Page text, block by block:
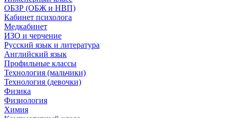
ОБЗР (ОБЖ и НВП)
Кабинет психолога
Медкабинет
ИЗО и черчение
Русский язык и литература
Английский язык
Профильные классы
Технология (мальчики)
Технология (девочки)
Физика
Физиология
Химия